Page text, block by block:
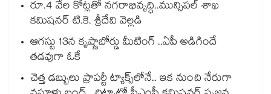
రూ.4 వేల కోట్లతో నగరాభివృద్ధి..మున్సిపల్‌‌ శాఖ
కమిషనర్‌‌ టి.కె. శ్రీదేవి వెల్లడి
ఆగస్టు 13న కృష్ణాబోర్డు మీటింగ్ ..ఏపీ అడిగిందే
తడవుగా ఓకే
చెత్త డబ్బులు ప్రాపర్టీ ట్యాక్స్⁭లోనే.. ఇక నుంచి నేరుగా